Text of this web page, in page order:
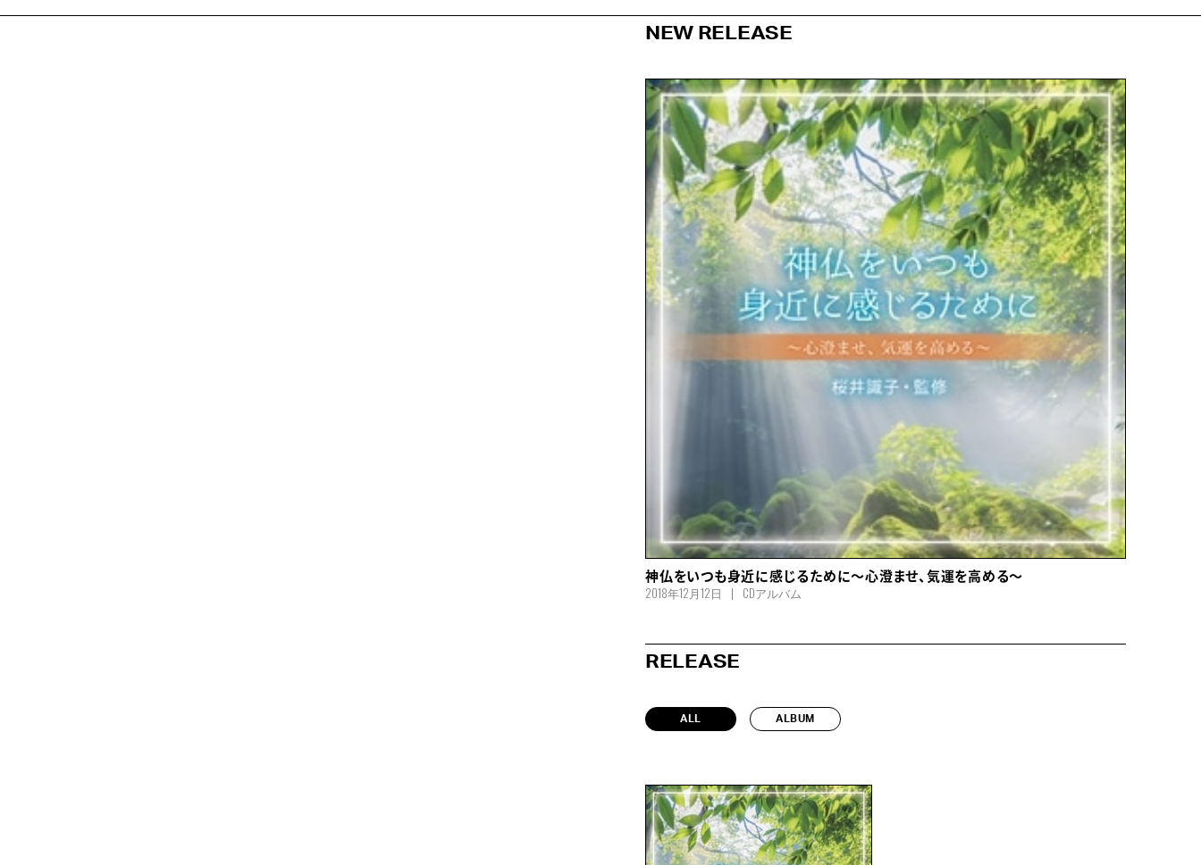
NEW RELEASE
神仏をいつも身近に感じるために～心澄ませ、気運を高める～
2018年12月12日 CDアルバム
RELEASE
ALL ALBUM